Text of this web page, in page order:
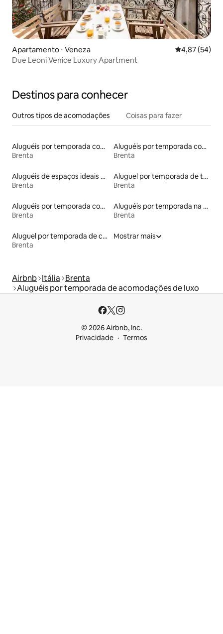
Apartamento ⋅ Veneza 4,87 de uma
4,87 (54)
Due Leoni Venice Luxury Apartment
Destinos para conhecer
Outros tipos de acomodações Coisas para fazer
Aluguéis por temporada com cama de altura acessível
Brenta
Aluguéis por temporada com café da manhã
Brenta
Aluguéis de espaços ideais para famílias
Brenta
Aluguel por temporada de tendas
Brenta
Aluguéis por temporada com sauna
Brenta
Aluguéis por temporada na orla
Brenta
Aluguel por temporada de castelos
Brenta
Mostrar mais
Airbnb Itália Brenta
Aluguéis por temporada de acomodações de luxo
© 2026 Airbnb, Inc.
Privacidade
Termos